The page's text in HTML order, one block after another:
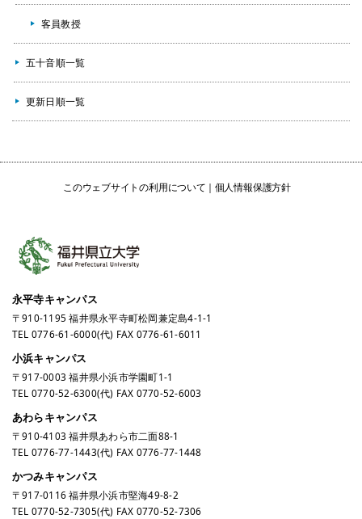
客員教授
五十音順一覧
更新日順一覧
このウェブサイトの利用について 個人情報保護方針
永平寺キャンパス
〒910-1195 福井県永平寺町松岡兼定島4-1-1
TEL 0776-61-6000(代) FAX 0776-61-6011
小浜キャンパス
〒917-0003 福井県小浜市学園町1-1
TEL 0770-52-6300(代) FAX 0770-52-6003
あわらキャンパス
〒910-4103 福井県あわら市二面88-1
TEL 0776-77-1443(代) FAX 0776-77-1448
かつみキャンパス
〒917-0116 福井県小浜市堅海49-8-2
TEL 0770-52-7305(代) FAX 0770-52-7306